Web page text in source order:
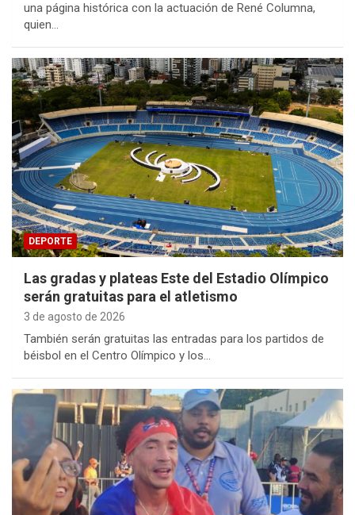
una página histórica con la actuación de René Columna,
quien…
DEPORTE
Las gradas y plateas Este del Estadio Olímpico
serán gratuitas para el atletismo
3 de agosto de 2026
También serán gratuitas las entradas para los partidos de
béisbol en el Centro Olímpico y los…